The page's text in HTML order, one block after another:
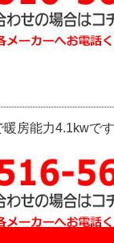
房能力4.1kwで